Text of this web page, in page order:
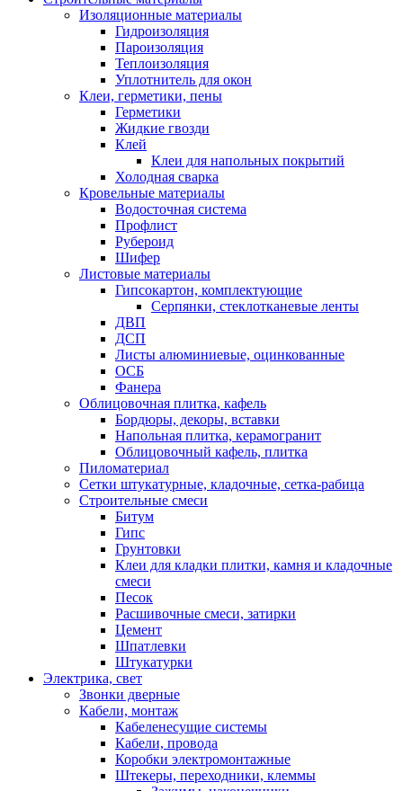
Изоляционные материалы
Гидроизоляция
Пароизоляция
Теплоизоляция
Уплотнитель для окон
Клеи, герметики, пены
Герметики
Жидкие гвозди
Клей
Клеи для напольных покрытий
Холодная сварка
Кровельные материалы
Водосточная система
Профлист
Рубероид
Шифер
Листовые материалы
Гипсокартон, комплектующие
Серпянки, стеклотканевые ленты
ДВП
ДСП
Листы алюминиевые, оцинкованные
ОСБ
Фанера
Облицовочная плитка, кафель
Бордюры, декоры, вставки
Напольная плитка, керамогранит
Облицовочный кафель, плитка
Пиломатериал
Сетки штукатурные, кладочные, сетка-рабица
Строительные смеси
Битум
Гипс
Грунтовки
Клеи для кладки плитки, камня и кладочные
смеси
Песок
Расшивочные смеси, затирки
Цемент
Шпатлевки
Штукатурки
Электрика, свет
Звонки дверные
Кабели, монтаж
Кабеленесущие системы
Кабели, провода
Коробки электромонтажные
Штекеры, переходники, клеммы